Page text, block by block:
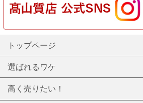
トップページ
選ばれるワケ
高く売りたい！